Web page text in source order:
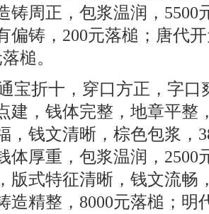
铸周正，包浆温润，5500
偏铸，200元落槌；唐代
槌。
宝折十，穿口方正，字口
建，钱体完整，地章平整
，钱文清晰，棕色包浆，
体厚重，包浆温润，2500
版式特征清晰，钱文流畅
造精整，8000元落槌；明